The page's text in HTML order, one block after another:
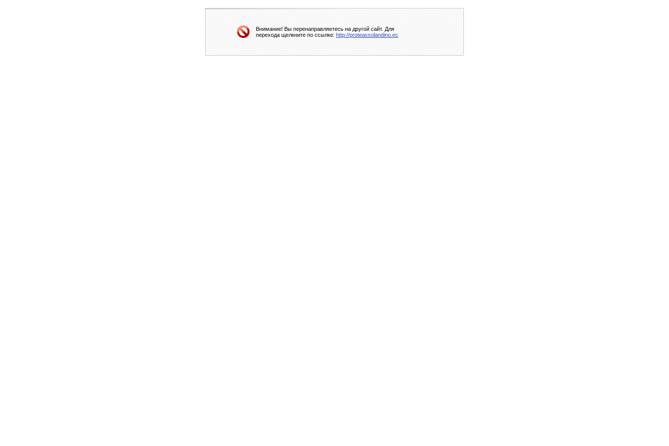
Внимание! Вы перенаправляетесь на другой сайт. Для
перехода щелкните по ссылке: http://proteassolandino.ec